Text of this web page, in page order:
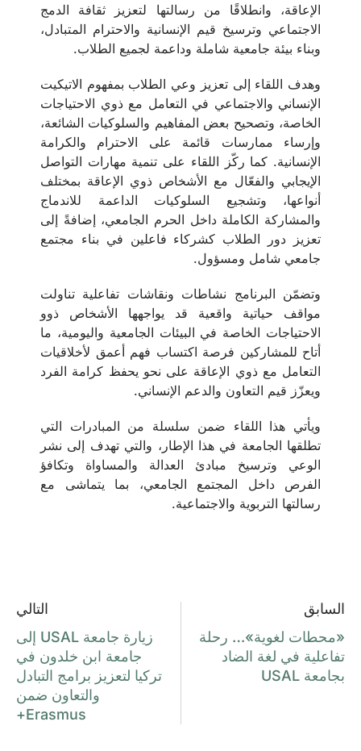
الإعاقة، وانطلاقًا من رسالتها لتعزيز ثقافة الدمج
الاجتماعي وترسيخ قيم الإنسانية والاحترام المتبادل،
وبناء بيئة جامعية شاملة وداعمة لجميع الطلاب.
وهدف اللقاء إلى تعزيز وعي الطلاب بمفهوم الاتيكيت
الإنساني والاجتماعي في التعامل مع ذوي الاحتياجات
الخاصة، وتصحيح بعض المفاهيم والسلوكيات الشائعة،
وإرساء ممارسات قائمة على الاحترام والكرامة
الإنسانية. كما ركّز اللقاء على تنمية مهارات التواصل
الإيجابي والفعّال مع الأشخاص ذوي الإعاقة بمختلف
أنواعها، وتشجيع السلوكيات الداعمة للاندماج
والمشاركة الكاملة داخل الحرم الجامعي، إضافةً إلى
تعزيز دور الطلاب كشركاء فاعلين في بناء مجتمع
جامعي شامل ومسؤول.
وتضمّن البرنامج نشاطات ونقاشات تفاعلية تناولت
مواقف حياتية واقعية قد يواجهها الأشخاص ذوو
الاحتياجات الخاصة في البيئات الجامعية واليومية، ما
أتاح للمشاركين فرصة اكتساب فهم أعمق لأخلاقيات
التعامل مع ذوي الإعاقة على نحو يحفظ كرامة الفرد
ويعزّز قيم التعاون والدعم الإنساني.
ويأتي هذا اللقاء ضمن سلسلة من المبادرات التي
تطلقها الجامعة في هذا الإطار، والتي تهدف إلى نشر
الوعي وترسيخ مبادئ العدالة والمساواة وتكافؤ
الفرص داخل المجتمع الجامعي، بما يتماشى مع
رسالتها التربوية والاجتماعية.
السابق
«محطات لغوية»… رحلة
تفاعلية في لغة الضاد
بجامعة USAL
التالي
زيارة جامعة USAL إلى
جامعة ابن خلدون في
تركيا لتعزيز برامج التبادل
والتعاون ضمن
Erasmus+